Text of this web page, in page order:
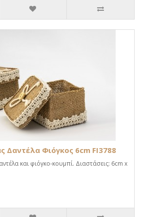
Δαντέλα Φιόγκος 6cm FI3788
και φιόγκο-κουμπί. Διαστάσεις: 6cm x